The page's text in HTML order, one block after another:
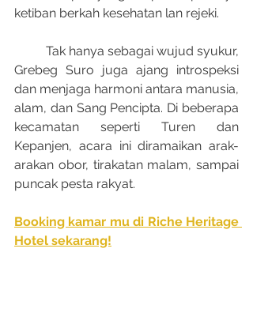
ketiban berkah kesehatan lan rejeki.​
Grebeg Suro juga ajang introspeksi
dan menjaga harmoni antara manusia,
alam, dan Sang Pencipta. Di beberapa
kecamatan seperti Turen dan
Kepanjen, acara ini diramaikan arak-
arakan obor, tirakatan malam, sampai
puncak pesta rakyat.
Booking kamar mu di Riche Heritage
Hotel sekarang!